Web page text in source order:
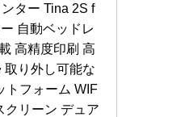
ター Tina 2S f
自動ベッドレ
高精度印刷 高
取り外し可能な
トフォーム WIF
クリーン デュア